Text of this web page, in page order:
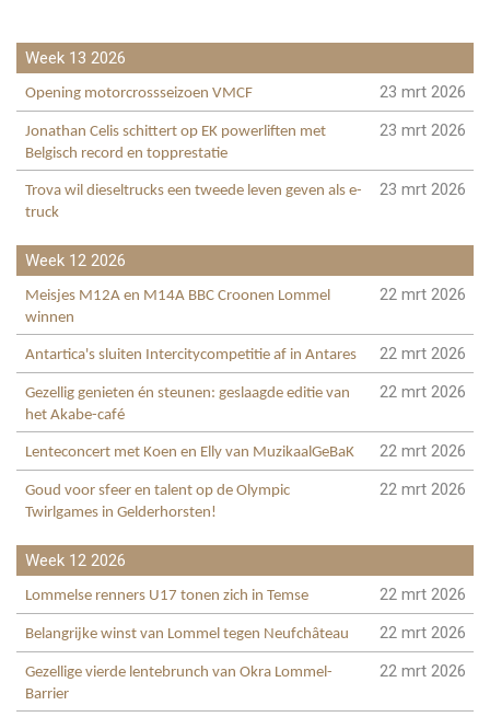
Week 13 2026
Opening motorcrossseizoen VMCF 23 mrt 2026
Jonathan Celis schittert op EK powerliften met
Belgisch record en topprestatie
23 mrt 2026
Trova wil dieseltrucks een tweede leven geven als e-
truck
23 mrt 2026
Week 12 2026
Meisjes M12A en M14A BBC Croonen Lommel
winnen
22 mrt 2026
Antartica's sluiten Intercitycompetitie af in Antares 22 mrt 2026
Gezellig genieten én steunen: geslaagde editie van
het Akabe-café
22 mrt 2026
Lenteconcert met Koen en Elly van MuzikaalGeBaK 22 mrt 2026
Goud voor sfeer en talent op de Olympic
Twirlgames in Gelderhorsten!
22 mrt 2026
Week 12 2026
Lommelse renners U17 tonen zich in Temse 22 mrt 2026
Belangrijke winst van Lommel tegen Neufchâteau 22 mrt 2026
Gezellige vierde lentebrunch van Okra Lommel-
Barrier
22 mrt 2026